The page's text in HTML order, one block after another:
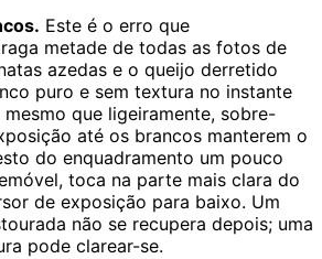
Este é o erro que
metade de todas as fotos de
azedas e o queijo derretido
puro e sem textura no instante
que ligeiramente, sobre-
até os brancos manterem o
do enquadramento um pouco
toca na parte mais clara do
de exposição para baixo. Um
não se recupera depois; uma
pode clarear-se.